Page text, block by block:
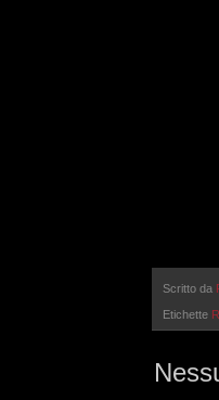
Scritto da
Etichette